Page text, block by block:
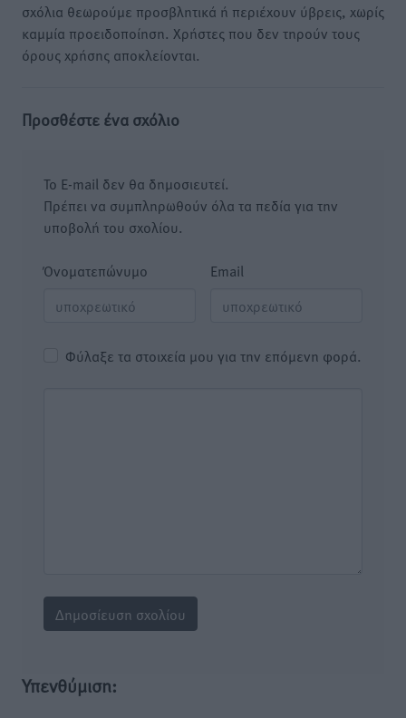
σχόλια θεωρούμε προσβλητικά ή περιέχουν ύβρεις, χωρίς
καμμία προειδοποίηση. Χρήστες που δεν τηρούν τους
όρους χρήσης αποκλείονται.
Προσθέστε ένα σχόλιο
Το E-mail δεν θα δημοσιευτεί.
Πρέπει να συμπληρωθούν όλα τα πεδία για την
υποβολή του σχολίου.
Όνοματεπώνυμο Email
Φύλαξε τα στοιχεία μου για την επόμενη φορά.
Υπενθύμιση: